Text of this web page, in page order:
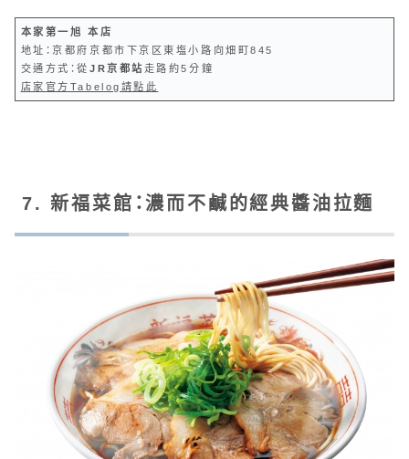
本家第一旭 本店
地址：京都府京都市下京区東塩小路向畑町845
交通方式：從 JR京都站走路約5分鐘
店家官方Tabelog請點此
7. 新福菜館：濃而不鹹的經典醬油拉麵